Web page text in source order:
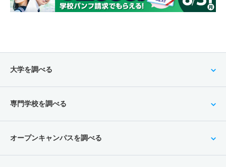
大学を調べる
専門学校を調べる
オープンキャンパスを調べる